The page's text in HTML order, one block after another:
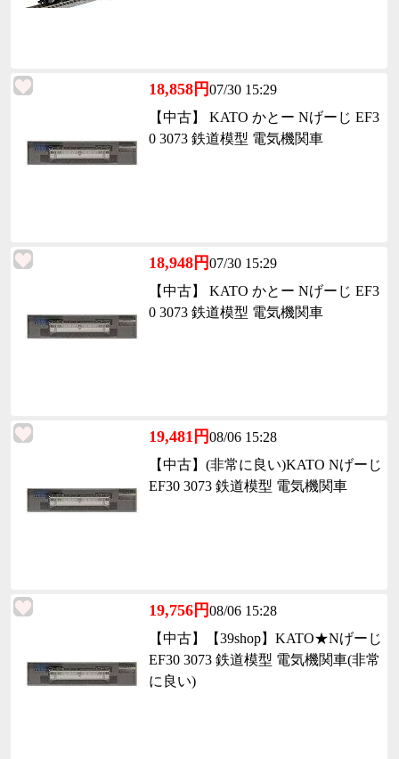
18,858円07/30 15:29
【中古】 KATO かとー Nげーじ EF3
0 3073 鉄道模型 電気機関車
18,948円07/30 15:29
【中古】 KATO かとー Nげーじ EF3
0 3073 鉄道模型 電気機関車
19,481円08/06 15:28
【中古】(非常に良い)KATO Nげーじ
EF30 3073 鉄道模型 電気機関車
19,756円08/06 15:28
【中古】【39shop】KATO★Nげーじ
EF30 3073 鉄道模型 電気機関車(非常
に良い)